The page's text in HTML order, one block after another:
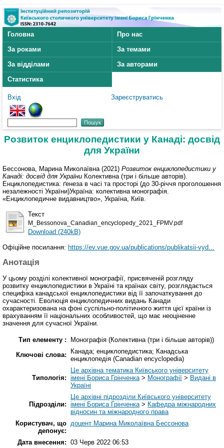
Головна
Про нас
За роками
За темами
За відділами
За авторами
Статистика
Вхід Зареєструватись
Розвиток енциклопедистики у Канаді: досвід
для України
Бессонова, Марина Миколаївна (2021) Розвиток енциклопедистики у
Канаді: досвід для України Колективна (три і більше авторів).
Енциклопедистика: ґенеза в часі та просторі (до 30-річчя проголошення
незалежності України)Україна: колективна монографія.
«Енциклопедичне видавництво», Україна, Київ.
Текст
M_Bessonova_Canadian_encyclopedy_2021_FPMV.pdf
Download (240kB)
Офіційне посилання: https://ev.vue.gov.ua/publications/publikatsii-vyd...
Анотація
У цьому розділі колективної монографії, присвяченій розгляду
розвитку енциклопедистики в Україні та країнах світу, розглядається
специфіка канадської енциклопедистики від її започаткування до
сучасності. Еволюція енциклопедичних видань Канади
охарактеризована на фоні суспільно-політичного життя цієї країни із
врахуванням її національних особливостей, що має неоціненне
значення для сучасної України.
Тип елементу :
Монографія (Колективна (три і більше авторів))
Ключові слова:
Канада; енциклопедистика; Канадська
енциклопедія (Canadian encyclopedia)
Типологія:
Це архівна тематика Київського університету
імені Бориса Грінченка> Монографії > Видані в
Україні
Підрозділи:
Це архівні підрозділи Київського університету
імені Бориса Грінченка> Кафедра міжнародних
відносин та міжнародного права
Користувач, що
депонує:
доцент Марина Миколаївна Бессонова
Дата внесення: 03 Черв 2022 06:53